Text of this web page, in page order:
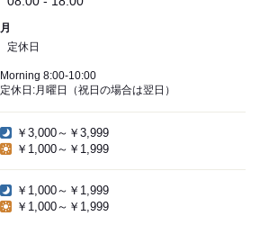
月
定休日
Morning 8:00-10:00
定休日:月曜日（祝日の場合は翌日）
￥3,000～￥3,999
￥1,000～￥1,999
￥1,000～￥1,999
￥1,000～￥1,999